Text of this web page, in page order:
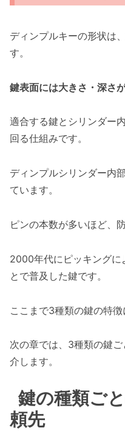
ディンプルキーの形状は、
す。
鍵表面には大きさ・深さ
適合する鍵とシリンダー
回る仕組みです。
ディンプルシリンダー内
ています。
ピンの本数が多いほど、
2000年代にピッキングに
とで普及した鍵です。
ここまで3種類の鍵の特徴
次の章では、3種類の鍵
介します。
鍵の種類ご
頼先